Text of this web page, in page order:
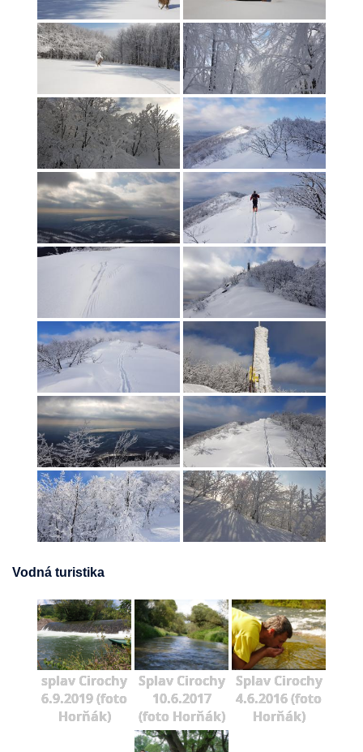
Vodná turistika
splav Cirochy
6.9.2019 (foto
Horňák)
Splav Cirochy
10.6.2017
(foto Horňák)
Splav Cirochy
4.6.2016 (foto
Horňák)